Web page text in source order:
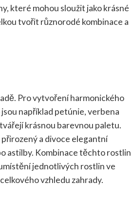
které mohou sloužit jako krásné
tvořit různorodé kombinace a
Pro vytvoření harmonického
například petúnie, verbena
krásnou barevnou paletu.
a divoce elegantní
astilby. Kombinace těchto rostlin
jednotlivých rostlin ve
vzhledu zahrady.